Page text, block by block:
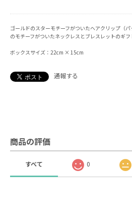
ゴールドのスターモチーフがついたヘアクリップ（
のモチーフがついたネックレスとブレスレットのギフ
ボックスサイズ：22cm × 15cm
通報する
商品の評価
すべて 0